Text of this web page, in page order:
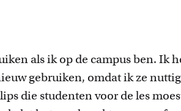
als ik op de campus ben. Ik
gebruiken, omdat ik ze nuttig
die studenten voor de les